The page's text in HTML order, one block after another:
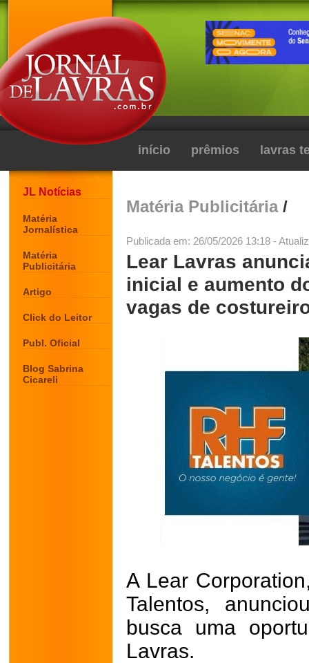
início prêmios lavras
JL Notícias
Matéria
Jornalística
Matéria
Publicitária
Artigo
Click do Leitor
Publ. Oficial
Blog Sabrina
Cicareli
Matéria Publicitária/
Publicada em: 26/05/2026 13:18 -
Lear Lavras
inicial e aumento
vagas de
A Lear
Talentos,
busca uma
Lavras.